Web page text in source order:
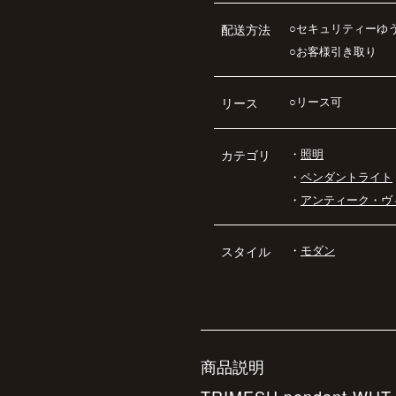
配送方法
○セキュリティーゆ
○お客様引き取り
リース ○リース可
カテゴリ ・ 照明
・ ペンダントライト
・ アンティーク・
スタイル ・ モダン
商品説明